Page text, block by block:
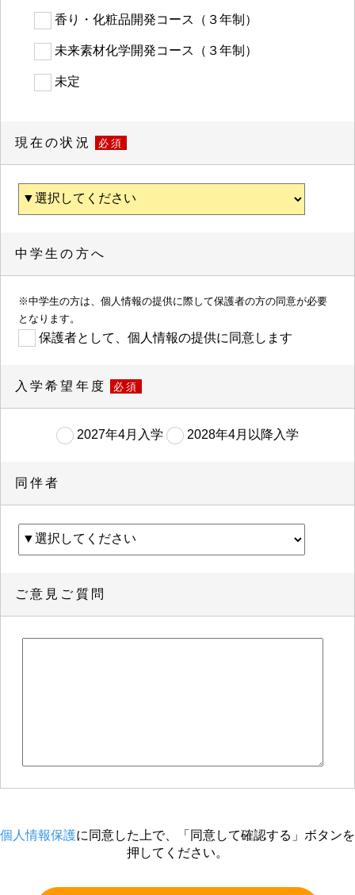
香り・化粧品開発コース（３年制）
未来素材化学開発コース（３年制）
未定
現在の状況 必須
中学生の方へ
※中学生の方は、個人情報の提供に際して保護者の方の同意が必要
となります。
保護者として、個人情報の提供に同意します
入学希望年度 必須
2027年4月入学 2028年4月以降入学
同伴者
ご意見ご質問
個人情報保護に同意した上で、「同意して確認する」ボタンを
押してください。